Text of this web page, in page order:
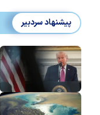
پیشنهاد سردبیر